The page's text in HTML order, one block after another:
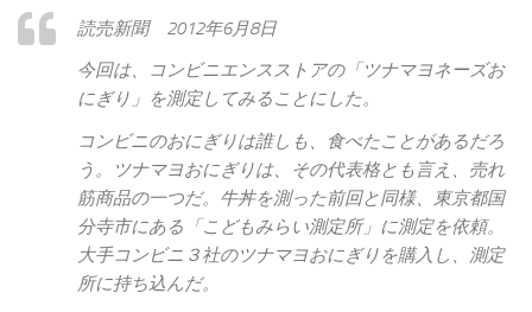
読売新聞 2012年6月8日
今回は、コンビニエンスストアの「ツナマヨネーズお
にぎり」を測定してみることにした。
コンビニのおにぎりは誰しも、食べたことがあるだろ
う。ツナマヨおにぎりは、その代表格とも言え、売れ
筋商品の一つだ。牛丼を測った前回と同様、東京都国
分寺市にある「こどもみらい測定所」に測定を依頼。
大手コンビニ３社のツナマヨおにぎりを購入し、測定
所に持ち込んだ。